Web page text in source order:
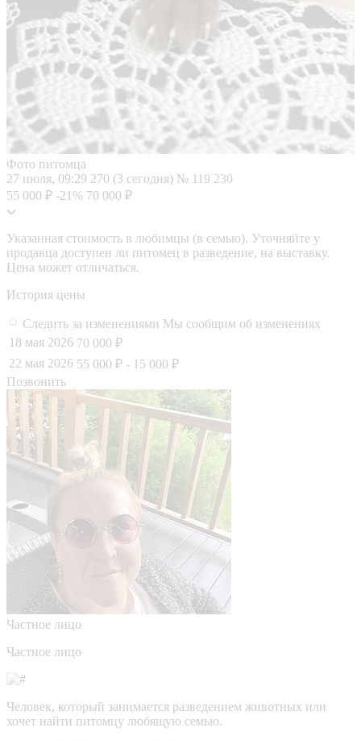
Фото питомца
27 июля, 09:29 270 (3 сегодня) № 119 230
55 000 ₽ -21% 70 000 ₽
Указанная стоимость в любимцы (в семью). Уточняйте у
продавца доступен ли питомец в разведение, на выставку.
Цена может отличаться.
История цены
Следить за изменениями Мы сообщим об изменениях
18 мая 2026 70 000 ₽
22 мая 2026 55 000 ₽ - 15 000 ₽
Позвонить
Частное лицо
Частное лицо
Человек, который занимается разведением животных или
хочет найти питомцу любящую семью.